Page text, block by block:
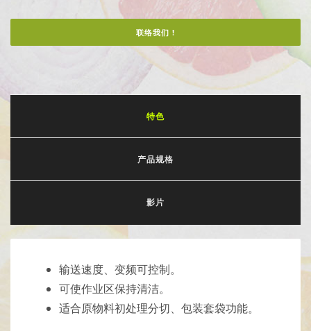
联络我们 !
特色
产品规格
影片
输送速度、变频可控制。
可使作业区保持清洁。
适合原物料初处理分切、包装套袋功能。